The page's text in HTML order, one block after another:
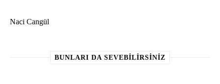
Naci Cangül
BUNLARI DA SEVEBILIRSINIZ